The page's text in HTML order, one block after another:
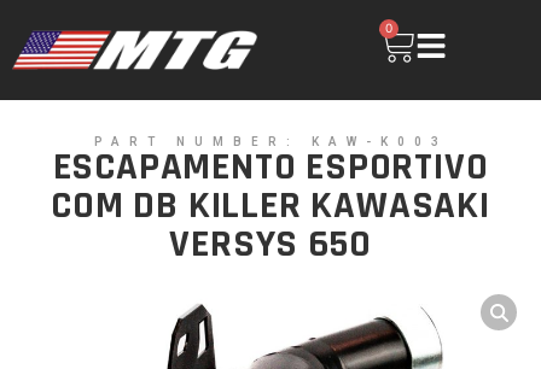
0
PART NUMBER: KAW-K003
ESCAPAMENTO ESPORTIVO
COM DB KILLER KAWASAKI
VERSYS 650